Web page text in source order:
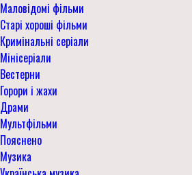
Маловідомі фільми
Старі хороші фільми
Кримінальні серіали
Мінісеріали
Вестерни
Горори і жахи
Драми
Мультфільми
Пояснено
Музика